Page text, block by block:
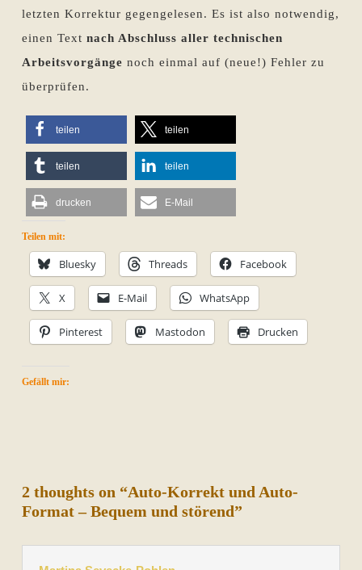
letzten Korrektur gegengelesen. Es ist also notwendig,
einen Text nach Abschluss aller technischen
Arbeitsvorgänge noch einmal auf (neue!) Fehler zu
überprüfen.
teilen teilen
teilen teilen
drucken E-Mail
Teilen mit:
Bluesky Threads Facebook
X E-Mail WhatsApp
Pinterest Mastodon Drucken
Gefällt mir:
2 thoughts on “Auto-Korrekt und Auto-
Format – Bequem und störend”